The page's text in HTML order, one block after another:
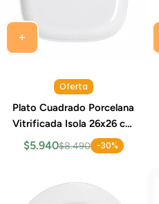
Oferta
Plato Cuadrado Porcelana
Vitrificada Isola 26x26 cm
Costa Verde
$5.940$8.490 -30%